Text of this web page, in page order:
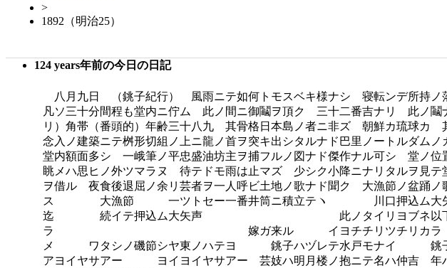
>
1892（明治25）
124 years年前の今日の日記
八月九日 （銚子紀行） 風雨ニテ如何トモスベキ様ナシ 寝転ンデ所持ノ
凡ソ三十分間程も堂内ニ佇ム 此ノ間ニ御鬮ヲ頂ク 三十二番吉ナリ 此ノ鬮
リ）角帯（番頭的）年齢三十八九 其骨格日本島ノ者ニ非ズ 朝鮮カ琉球カ
念入ノ建築ニテ桝形切組ノ上ニ龍ノ首ヲ突キ出シタルナド巴里ノートルダ
堂内額面多シ 一峨筆ノ平忠盛油坊主ヲ捕フルノ図ナド傑作ナル可シ 堂ノ位
眺メハ思ヒノ外ツマラヌ 待テドモ雨は止マズ 少シク小降ニナリタルヲ見
ヲ借ル 夜食後退屈ノ余リ芸者ヲ一人呼ビ土地ノ歌ナド聞ク 大漁節ノ盆踊
ス 大漁節 一ツトセー一番井筒ニ積立テヽ 川口押込
迄 続イテ押込ム大矢声 此ノタイリヨブネ以下二十位
ラ 嫁ガ来ル イヨチチリツチリカラ チヤツポン
メ ワタシノ磯節シヤ東ノハテヨ 銚子ハヅレテ水戸モナイ
アヨイヤサアー ヨイヨイヤサアー 芸妓ハ明月楼ノ抱ニテ名ハ仲吉 年